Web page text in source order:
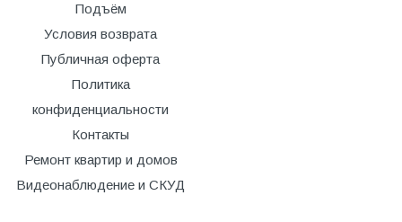
Подъём
Условия возврата
Публичная оферта
Политика
конфиденциальности
Контакты
Ремонт квартир и домов
Видеонаблюдение и СКУД